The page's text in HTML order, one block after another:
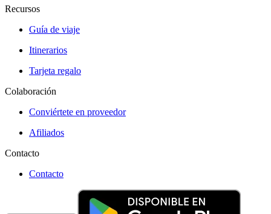
Recursos
Guía de viaje
Itinerarios
Tarjeta regalo
Colaboración
Conviértete en proveedor
Afiliados
Contacto
Contacto